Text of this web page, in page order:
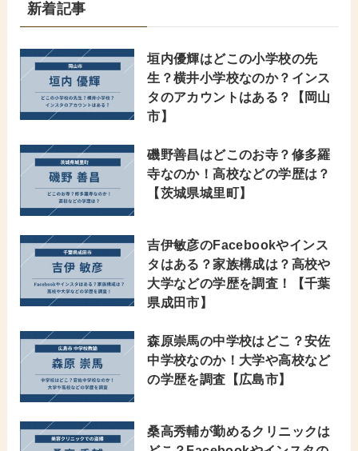
新着記事
垣内優輝はどこの小学校の先
生？横井小学校なのか？インス
タのアカウントはある？【岡山
市】
磯野善昌はどこのお寺？修多羅
寺なのか！高校などの学歴は？
【茨城県城里町】
吉伊敏彦のFacebookやインス
タはある？家族構成は？高校や
大学などの学歴を調査！【千葉
県成田市】
森原崇馬の中学校はどこ？安佐
中学校なのか！大学や高校など
の学歴を調査【広島市】
桑高秀輔が勤めるクリニックは